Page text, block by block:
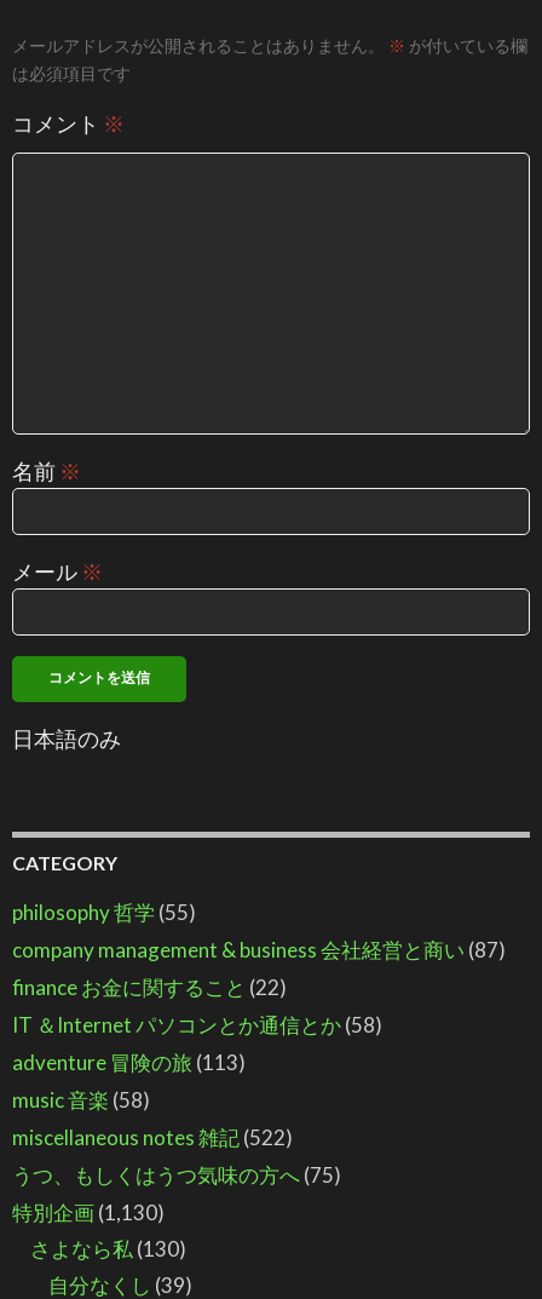
メールアドレスが公開されることはありません。 ※ が付いている欄
は必須項目です
コメント ※
名前 ※
メール ※
日本語のみ
CATEGORY
philosophy 哲学 (55)
company management & business 会社経営と商い (87)
finance お金に関すること (22)
IT ＆Internet パソコンとか通信とか(58)
adventure 冒険の旅 (113)
music 音楽 (58)
miscellaneous notes 雑記(522)
うつ、もしくはうつ気味の方へ(75)
特別企画(1,130)
さよなら私 (130)
自分なくし (39)